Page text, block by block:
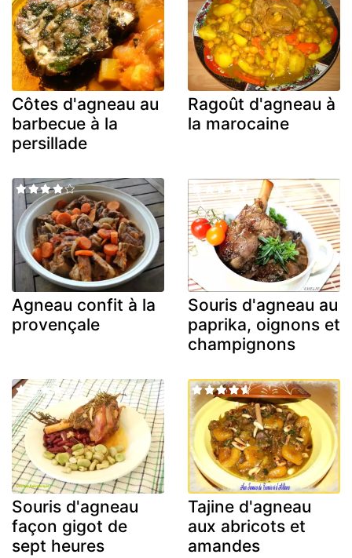
Côtes d'agneau au
barbecue à la
persillade
Ragoût d'agneau à
la marocaine
Agneau confit à la
provençale
Souris d'agneau au
paprika, oignons et
champignons
Souris d'agneau
façon gigot de
sept heures
Tajine d'agneau
aux abricots et
amandes